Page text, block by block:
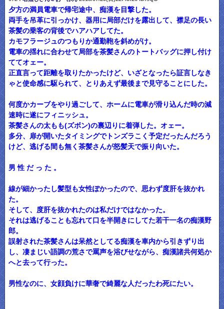
夕方の満員電車で帰宅途中、痴漢を目撃した。
両手を吊革に引っかけ、器用に局部だけを露出して、襟足の長い
茶髪の乗客の背後でハアハアしてた。
カモフラージュのつもりか通勤鞄を斜めがけ。
電車の揺れに合わせて局部を茶髪さんのトートバッグに押し付け
ててオェー。
正直言って距離を取りたかったけど、いざとなったら証言しなき
ゃと使命感に駆られて、とりあえず最後まで見守ることにした。
何度かカーブをやり過ごして、ホームに電車が滑り込んだ時の減
速時に遂にフィニッシュ。
茶髪さんの太もも(ズボン)の裏辺りに着弾した。オェー。
多分、扉が開いたタイミングでトンズラこく予定だったんだろう
けど、逃げる間も無く茶髪さんが怒髪天で振り向いた。
男 性 だ っ た 。
線が細かったし髪型も女性ぽかったので、思わず度肝を抜かれ
た。
そして、度肝を抜かれたのは私だけではなかった。
それは逃げることも忘れて口を半開きにしてた若干一名の痴漢野
郎。
誤射された茶髪さんは呆然としてる痴漢を車内から引きずり出
し、凄まじい語調の荒さで罵声を浴びせながら、痴漢諸共何処か
へと去って行った。
男性なのに、女顔負けに華奢で綺麗な人だったわ死にたい。